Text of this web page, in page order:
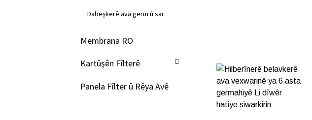
Dabeşkerê ava germ û sar
Membrana RO
Kartûşên Fîlterê
Panela Fîlter û Rêya Avê